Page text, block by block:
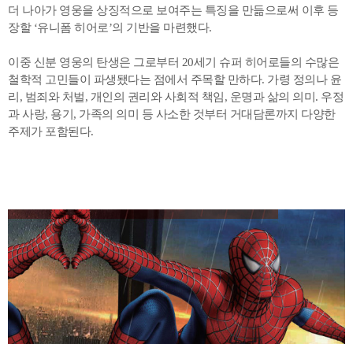
더 나아가 영웅을 상징적으로 보여주는 특징을 만듦으로써 이후 등
장할 ‘유니폼 히어로’의 기반을 마련했다.
이중 신분 영웅의 탄생은 그로부터 20세기 슈퍼 히어로들의 수많은
철학적 고민들이 파생됐다는 점에서 주목할 만하다. 가령 정의나 윤
리, 범죄와 처벌, 개인의 권리와 사회적 책임, 운명과 삶의 의미. 우정
과 사랑, 용기, 가족의 의미 등 사소한 것부터 거대담론까지 다양한
주제가 포함된다.